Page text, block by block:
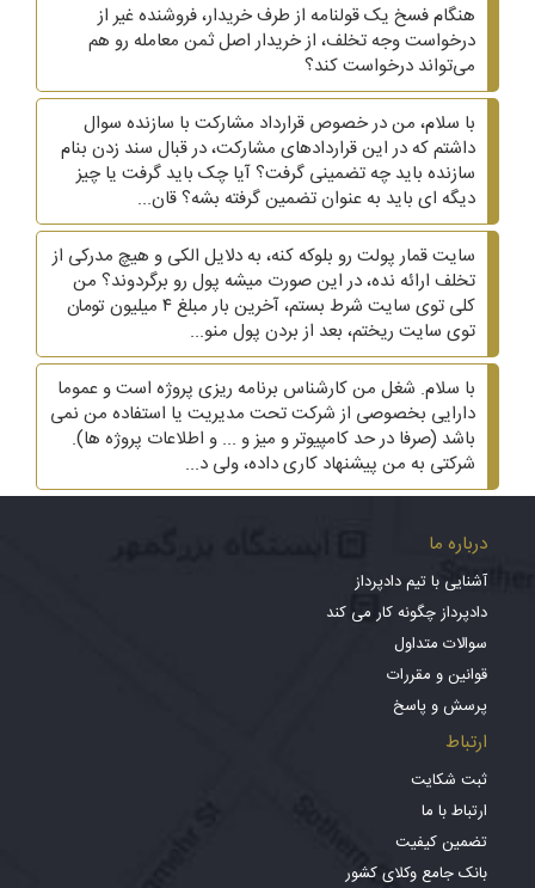
هنگام فسخ یک قولنامه از طرف خریدار، فروشنده غیر از
درخواست وجه تخلف، از خریدار اصل ثمن معامله رو هم
می‌تواند درخواست کند؟
با سلام، من در خصوص قرارداد مشارکت با سازنده سوال
داشتم که در این قراردادهای مشارکت، در قبال سند زدن بنام
سازنده باید چه تضمینی گرفت؟ آیا چک باید گرفت یا چیز
دیگه ای باید به عنوان تضمین گرفته بشه؟ قان...
سایت قمار پولت رو بلوکه کنه، به دلایل الکی و هیچ مدرکی از
تخلف ارائه نده، در این صورت میشه پول رو برگردوند؟ من
کلی توی سایت شرط بستم، آخرین بار مبلغ ۴ میلیون تومان
توی سایت ریختم، بعد از بردن پول منو...
با سلام. شغل من کارشناس برنامه ریزی پروژه است و عموما
دارایی بخصوصی از شرکت تحت مدیریت یا استفاده من نمی
باشد (صرفا در حد کامپیوتر و میز و ... و اطلاعات پروژه ها).
شرکتی به من پیشنهاد کاری داده، ولی د...
درباره ما
آشنایی با تیم دادپرداز
دادپرداز چگونه کار می کند
سوالات متداول
قوانین و مقررات
پرسش و پاسخ
ارتباط
ثبت شکایت
ارتباط با ما
تضمین کیفیت
بانک جامع وکلای کشور